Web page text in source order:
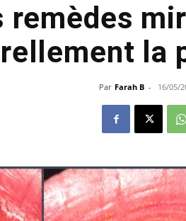
remèdes
la
Par Farah B - 16/05/